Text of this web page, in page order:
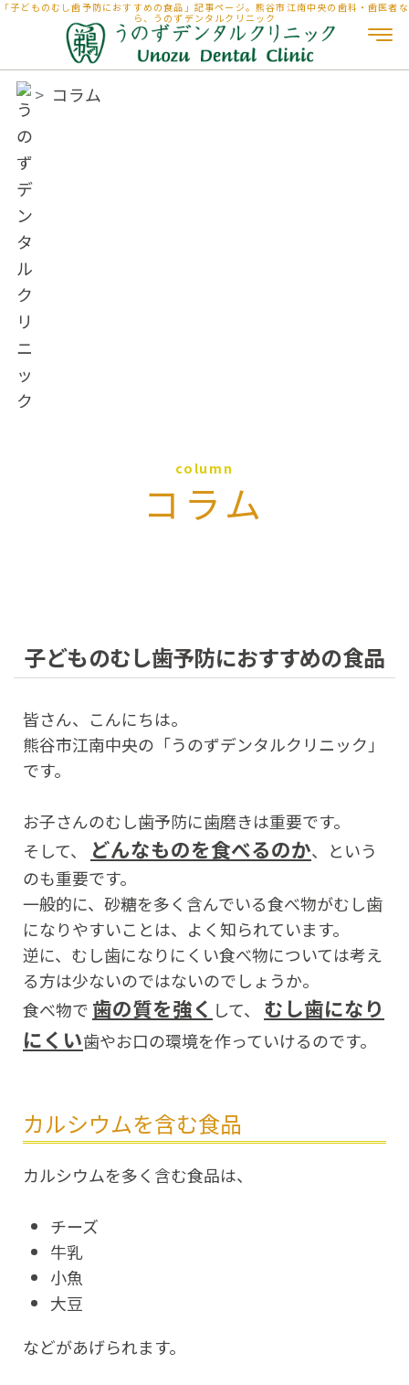
「子どものむし歯予防におすすめの食品」記事ページ。熊谷市江南中央の歯科・歯医者な
ら、うのずデンタルクリニック
コラム
column
コラム
子どものむし歯予防におすすめの食品
皆さん、こんにちは。
熊谷市江南中央の「うのずデンタルクリニック」
です。
お子さんのむし歯予防に歯磨きは重要です。
そして、
どんなものを食べるのか、という
のも重要です。
一般的に、砂糖を多く含んでいる食べ物がむし歯
になりやすいことは、よく知られています。
逆に、むし歯になりにくい食べ物については考え
る方は少ないのではないのでしょうか。
食べ物で 歯の質を強く して、 むし歯になり
にくい歯やお口の環境を作っていけるのです。
カルシウムを含む食品
カルシウムを多く含む食品は、
チーズ
牛乳
小魚
大豆
などがあげられます。